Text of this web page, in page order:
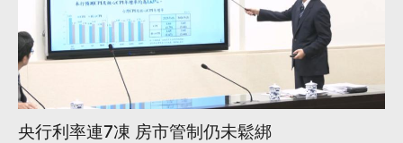
央行利率連7凍 房市管制仍未鬆綁